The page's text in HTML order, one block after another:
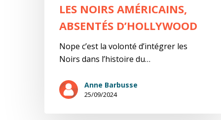
LES NOIRS AMÉRICAINS,
ABSENTÉS D’HOLLYWOOD
Nope c’est la volonté d’intégrer les
Noirs dans l’histoire du…
Anne Barbusse
25/09/2024